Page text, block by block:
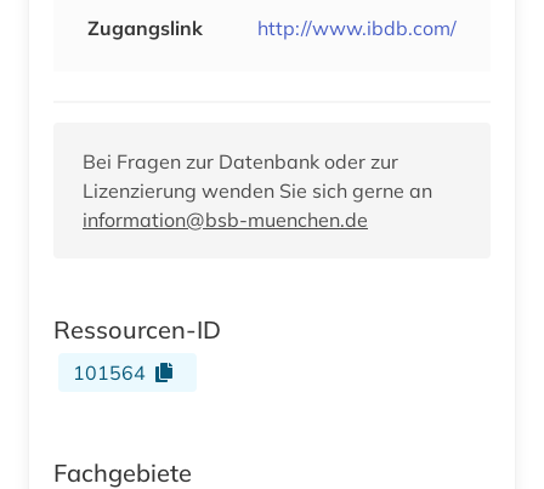
Zugangslink
http://www.ibdb.com/
Bei Fragen zur Datenbank oder zur
Lizenzierung wenden Sie sich gerne an
information@bsb-muenchen.de
Ressourcen-ID
101564
Fachgebiete